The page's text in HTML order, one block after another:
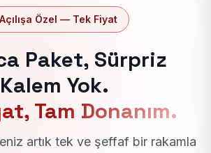
Özel — Tek Fiyat
Paket, Sürpriz
Kalem Yok.
Tam Donanım.
artık tek ve şeffaf bir rakamla